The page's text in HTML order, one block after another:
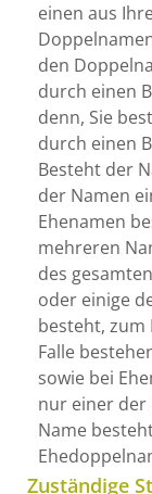
einen aus
den
durch einen
denn, Sie
durch einen
Besteht der
der Namen
Ehenamen
mehreren
des
oder einige
besteht, zum
Falle
sowie bei
nur einer der
Name
Zuständige